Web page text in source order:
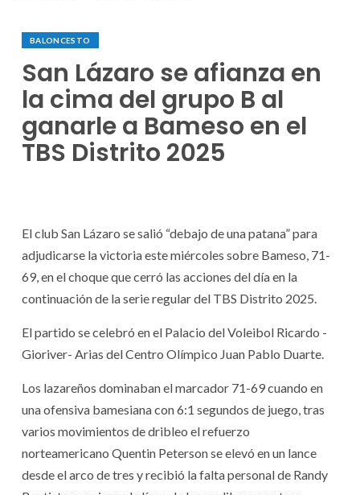
BALONCESTO
San Lázaro se afianza en
la cima del grupo B al
ganarle a Bameso en el
TBS Distrito 2025
El club San Lázaro se salió “debajo de una patana” para
adjudicarse la victoria este miércoles sobre Bameso, 71-
69, en el choque que cerró las acciones del día en la
continuación de la serie regular del TBS Distrito 2025.
El partido se celebró en el Palacio del Voleibol Ricardo -
Gioriver- Arias del Centro Olímpico Juan Pablo Duarte.
Los lazareños dominaban el marcador 71-69 cuando en
una ofensiva bamesiana con 6:1 segundos de juego, tras
varios movimientos de dribleo el refuerzo
norteamericano Quentin Peterson se elevó en un lance
desde el arco de tres y recibió la falta personal de Randy